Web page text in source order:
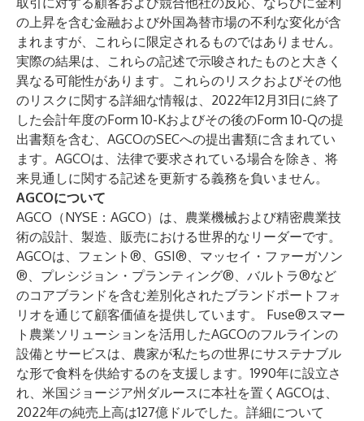
の上昇を含む金融および外国為替市場の不利な変化が含
まれますが、これらに限定されるものではありません。
実際の結果は、これらの記述で示唆されたものと大きく
異なる可能性があります。これらのリスクおよびその他
のリスクに関する詳細な情報は、2022年12月31日に終了
した会計年度のForm 10-Kおよびその後のForm 10-Qの提
出書類を含む、AGCOのSECへの提出書類に含まれてい
ます。AGCOは、法律で要求されている場合を除き、将
来見通しに関する記述を更新する義務を負いません。
AGCOについて
AGCO（NYSE：AGCO）は、農業機械および精密農業技
術の設計、製造、販売における世界的なリーダーです。
AGCOは、フェント®、GSI®、マッセイ・ファーガソン
®、プレシジョン・プランティング®、バルトラ®など
のコアブランドを含む差別化されたブランドポートフォ
リオを通じて顧客価値を提供しています。 Fuse®スマー
ト農業ソリューションを活用したAGCOのフルラインの
設備とサービスは、農家が私たちの世界にサステナブル
な形で食料を供給するのを支援します。1990年に設立さ
れ、米国ジョージア州ダルースに本社を置くAGCOは、
2022年の純売上高は127億ドルでした。詳細について